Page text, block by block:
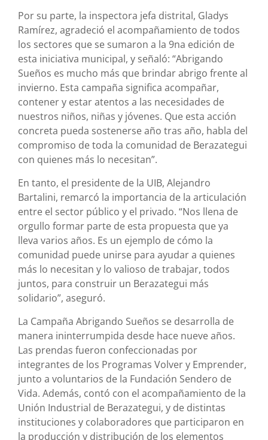
Por su parte, la inspectora jefa distrital, Gladys
Ramírez, agradeció el acompañamiento de todos
los sectores que se sumaron a la 9na edición de
esta iniciativa municipal, y señaló: “Abrigando
Sueños es mucho más que brindar abrigo frente al
invierno. Esta campaña significa acompañar,
contener y estar atentos a las necesidades de
nuestros niños, niñas y jóvenes. Que esta acción
concreta pueda sostenerse año tras año, habla del
compromiso de toda la comunidad de Berazategui
con quienes más lo necesitan”.
En tanto, el presidente de la UIB, Alejandro
Bartalini, remarcó la importancia de la articulación
entre el sector público y el privado. “Nos llena de
orgullo formar parte de esta propuesta que ya
lleva varios años. Es un ejemplo de cómo la
comunidad puede unirse para ayudar a quienes
más lo necesitan y lo valioso de trabajar, todos
juntos, para construir un Berazategui más
solidario”, aseguró.
La Campaña Abrigando Sueños se desarrolla de
manera ininterrumpida desde hace nueve años.
Las prendas fueron confeccionadas por
integrantes de los Programas Volver y Emprender,
junto a voluntarios de la Fundación Sendero de
Vida. Además, contó con el acompañamiento de la
Unión Industrial de Berazategui, y de distintas
instituciones y colaboradores que participaron en
la producción y distribución de los elementos